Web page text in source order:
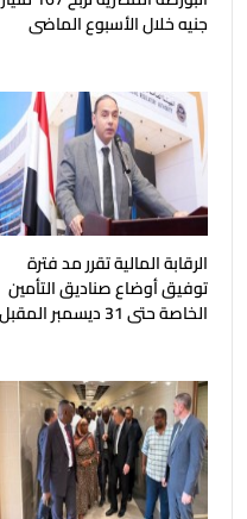
جنيه خلال الأسبوع الماضى
الرقابة المالية تقرر مد فترة
توفيق أوضاع صناديق التأمين
الخاصة حتى 31 ديسمبر المقبل